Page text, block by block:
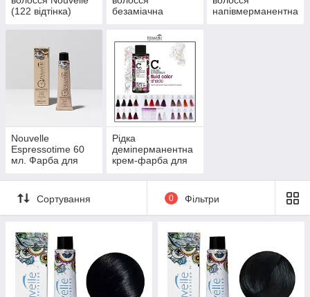
(122 відтінка)
безаміачна
напівмерманентна
Nouvelle
Espressotime 60
мл. Фарба для
фарбування
волосся за 10
хвилин
Рідка
деміперманентна
крем-фарба для
Liquid Toner 60 мл.
Сортування
0 Фільтри